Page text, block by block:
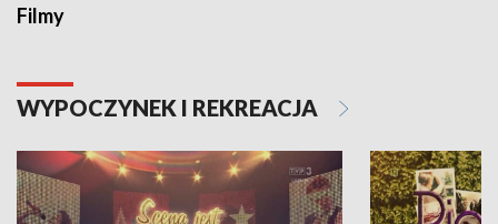
Filmy
WYPOCZYNEK I REKREACJA